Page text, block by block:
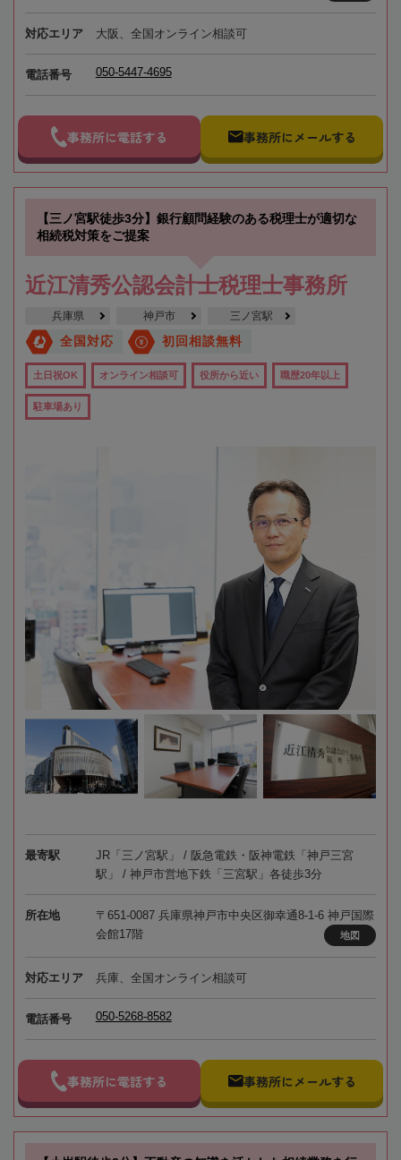
対応エリア 大阪、全国オンライン相談可
電話番号 050-5447-4695
事務所に電話する 事務所にメールする
【三ノ宮駅徒歩3分】銀行顧問経験のある税理士が適切な
相続税対策をご提案
近江清秀公認会計士税理士事務所
兵庫県 神戸市 三ノ宮駅
全国対応 初回相談無料
土日祝OK オンライン相談可 役所から近い 職歴20年以上
駐車場あり
最寄駅
JR「三ノ宮駅」 / 阪急電鉄・阪神電鉄「神戸三宮
駅」 / 神戸市営地下鉄「三宮駅」各徒歩3分
所在地
〒651-0087 兵庫県神戸市中央区御幸通8-1-6 神戸国際
会館17階
地図
対応エリア 兵庫、全国オンライン相談可
電話番号 050-5268-8582
事務所に電話する 事務所にメールする